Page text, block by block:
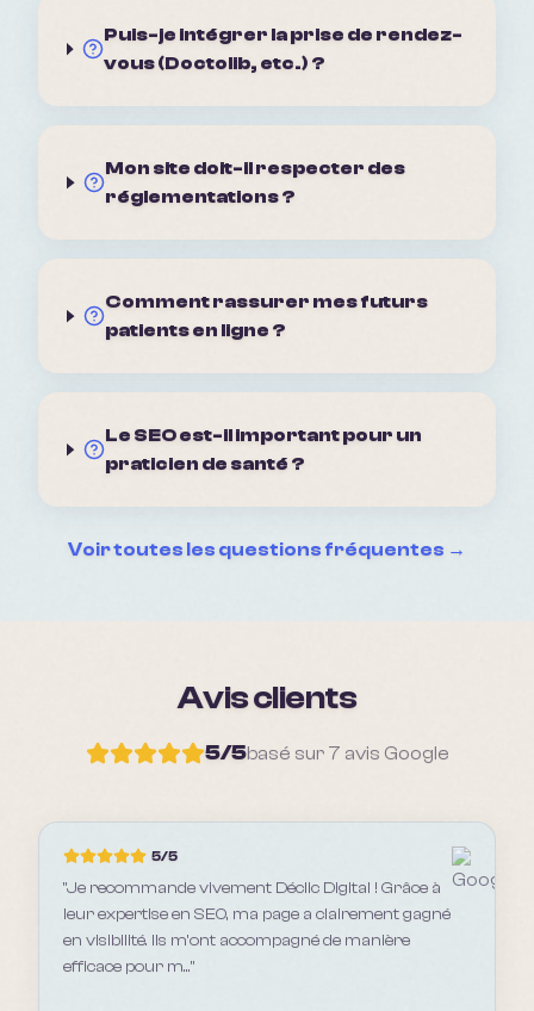
Puis-je intégrer la prise de rendez-
vous (Doctolib, etc.) ?
Mon site doit-il respecter des
réglementations ?
Comment rassurer mes futurs
patients en ligne ?
Le SEO est-il important pour un
praticien de santé ?
Voir toutes les questions fréquentes →
Avis clients
5/5basé sur 7 avis Google
5/5
"Je recommande vivement Déclic Digital ! Grâce à
leur expertise en SEO, ma page a clairement gagné
en visibilité. Ils m’ont accompagné de manière
efficace pour m..."